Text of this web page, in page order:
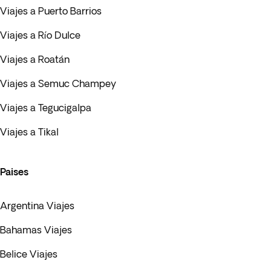
Viajes a Puerto Barrios
Viajes a Río Dulce
Viajes a Roatán
Viajes a Semuc Champey
Viajes a Tegucigalpa
Viajes a Tikal
Paises
Argentina Viajes
Bahamas Viajes
Belice Viajes